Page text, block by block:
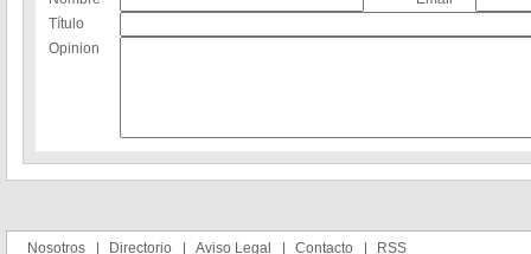
Título
Opinion
Nosotros Directorio Aviso Legal Contacto RSS